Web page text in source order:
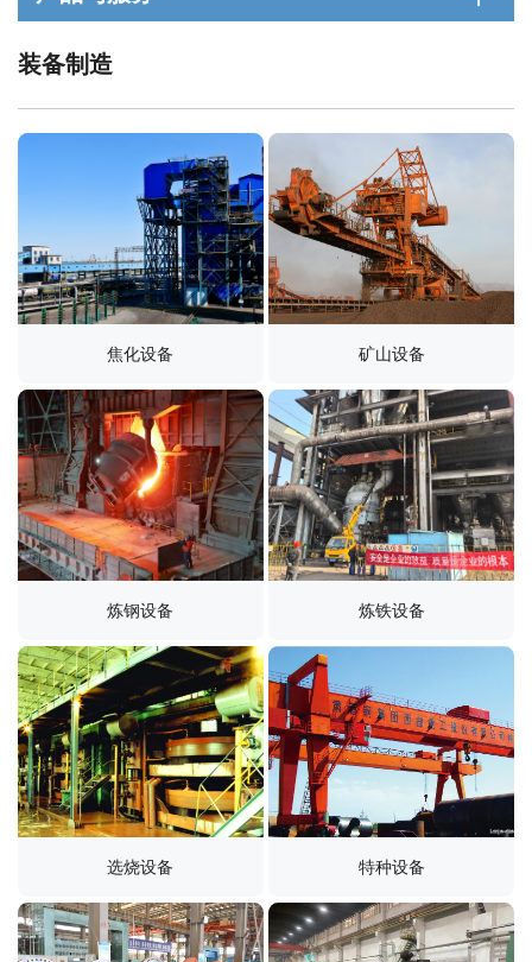
装备制造
焦化设备 矿山设备
炼钢设备 炼铁设备
选烧设备 特种设备